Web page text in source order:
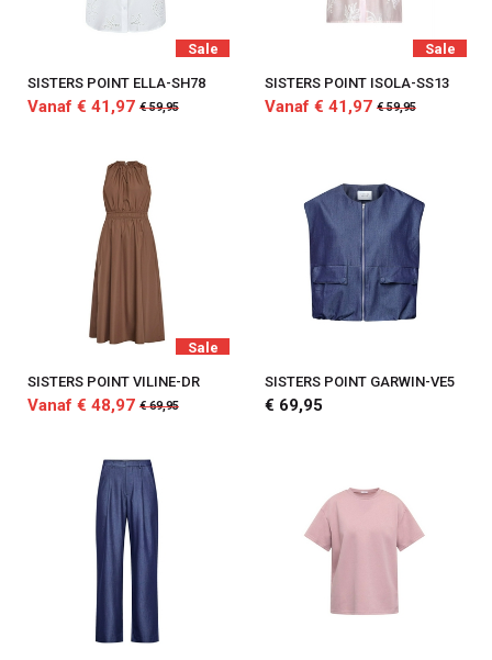
Sale
SISTERS POINT ELLA-SH78
Vanaf € 41,97 € 59,95
Sale
SISTERS POINT ISOLA-SS13
Vanaf € 41,97 € 59,95
Sale
SISTERS POINT VILINE-DR
Vanaf € 48,97 € 69,95
SISTERS POINT GARWIN-VE5
€ 69,95